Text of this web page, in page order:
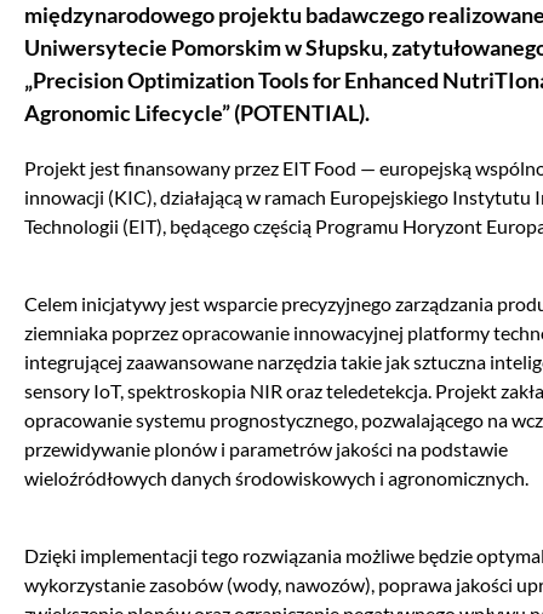
międzynarodowego projektu badawczego
Uniwersytecie Pomorskim w Słupsku,
„Precision Optimization Tools for Enhanced
Agronomic Lifecycle” (POTENTIAL).
Projekt jest finansowany przez EIT Food — europejską
innowacji (KIC), działającą w ramach Europejskiego Instytutu
Technologii (EIT), będącego częścią Programu Horyzont
Celem inicjatywy jest wsparcie precyzyjnego zarządzania
ziemniaka poprzez opracowanie innowacyjnej platformy
integrującej zaawansowane narzędzia takie jak sztuczna
sensory IoT, spektroskopia NIR oraz teledetekcja. Projekt
opracowanie systemu prognostycznego, pozwalającego na
przewidywanie plonów i parametrów jakości na podstawie
wieloźródłowych danych środowiskowych i agronomicznych.
Dzięki implementacji tego rozwiązania możliwe będzie
wykorzystanie zasobów (wody, nawozów), poprawa jakości